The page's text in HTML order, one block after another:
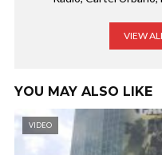
VIEW
YOU MAY ALSO LIKE
VIDEO